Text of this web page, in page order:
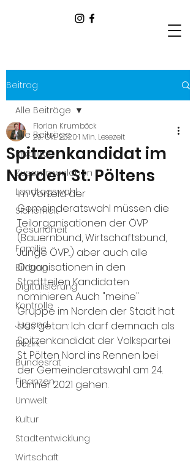
Beitrag
Alle Beiträge
Mobilität
Zusammenleben
Landtagswahl
Sicherheit
Gesundheit
Familie
Bildung
Digitalisierung
Kontrolle
Jugend
Bezirk
Bundesrat
Finanzen
Umwelt
Kultur
Stadtentwicklung
Wirtschaft
Alle Beiträge
Spitzenkandidat im
Norden St. Pöltens
Florian Krumböck
29. Okt. 20201 Min. Lesezeit
Im Vorfeld der
Gemeinderatswahl müssen die
Teilorganisationen der ÖVP
(Bauernbund, Wirtschaftsbund,
Junge ÖVP...) aber auch alle
Organisationen in den
Stadtteilen Kandidaten
nominieren. Auch "meine"
Gruppe im Norden der Stadt hat
das getan: Ich darf demnach als
Spitzenkandidat der Volkspartei
St. Pölten Nord ins Rennen bei
der Gemeinderatswahl am 24.
Jänner 2021 gehen.